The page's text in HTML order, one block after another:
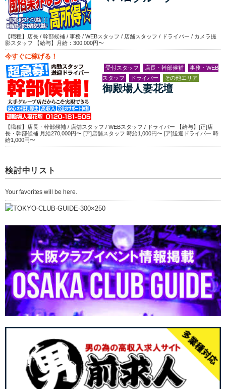
【職種】店長 / 幹部候補 / 事務 / WEBスタッフ / 店舗スタッフ / ドライバー / カメラ撮
影スタッフ 【給与】月給：300,000円〜
今すぐに稼げる！
受付スタッフ 店長・幹部候補
事務・WEB
スタッフ
ドライバー その他エリア
御殿場人妻花壇
【職種】店長・幹部候補 / 店舗スタッフ / WEBスタッフ / ドライバー 【給与】[正]店
長・幹部候補 月給270,000円〜 [ア]店舗スタッフ 時給1,000円〜 [ア]送迎ドライバー 時
給1,000円〜
検討中リスト
Your favorites will be here.